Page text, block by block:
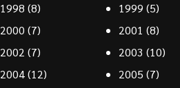
1998 (8) 1999 (5)
2000 (7) 2001 (8)
2002 (7) 2003 (10)
2004(12) 2005 (7)